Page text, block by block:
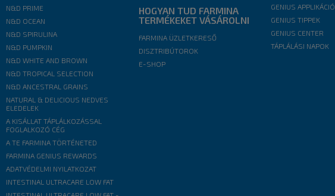
N&D PRIME
N&D OCEAN
N&D SPIRULINA
N&D PUMPKIN
N&D WHITE AND BROWN
N&D TROPICAL SELECTION
N&D ANCESTRAL GRAINS
NATURAL & DELICIOUS NEDVES
ELEDELEK
A KISÁLLAT TÁPLÁLKOZÁSSAL
FOGLALKOZÓ CÉG
A TE FARMINA TÖRTÉNETED
FARMINA GENIUS REWARDS
ADATVÉDELMI NYILATKOZAT
INTESTINAL ULTRACARE LOW FAT
HOGYAN TUD FARMINA
TERMÉKEKET VÁSÁROLNI
FARMINA ÜZLETKERESŐ
DISZTRIBÚTOROK
E-SHOP
GENIUS APPLIKÁCIÓ
GENIUS TIPPEK
GENIUS CENTER
TÁPLÁLÁSI NAPOK